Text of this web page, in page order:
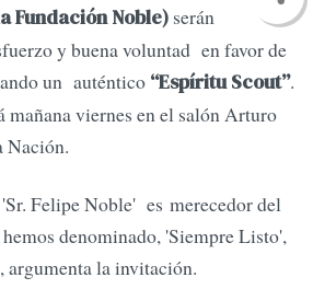
Fundación Noble) serán
y buena voluntad en favor de
un auténtico “Espíritu Scout”.
mañana viernes en el salón Arturo
Nación.
Felipe Noble' es merecedor del
denominado, 'Siempre Listo',
la invitación.